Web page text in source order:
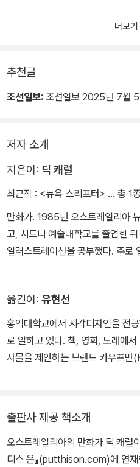
더보기
추천글
조선일보: 조선일보 2025년 7월
저자 소개
지은이: 딕 캐럴
최근작 : <뉴욕 스리프터> … 총 1종
만화가. 1985년 오스트레일리아
고, 시드니 예술대학교를 졸업한
일러스트레이션을 공부했다. 주로
스 브라더스(Brooks Brothers),
s), 바라쿠타(Baracuta), 자라
협업했고, 여러 독립 출판 만화를
께 뉴욕 퀸스에 살며, 만화를 그리
리프터』(New York Thrifter)가 한
옮긴이: 유현선
홍익대학교에서 시각디자인을 전
로 일하고 있다. 책, 영화, 노래에
사물을 제안하는 브랜드 카우프
출판사 제공 책소개
오스트레일리아의 만화가 딕 캐럴
디스 온』(putthison.com)에 연재